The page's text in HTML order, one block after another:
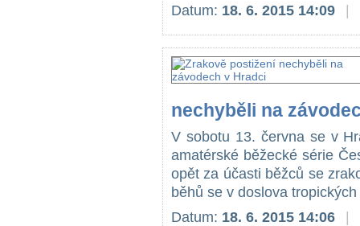
Datum: 18. 6. 2015 14:09
nechyběli na
V sobotu 13. června se v
amatérské běžecké série
opět za účasti běžců se
běhů se v doslova
Datum: 18. 6. 2015 14:06